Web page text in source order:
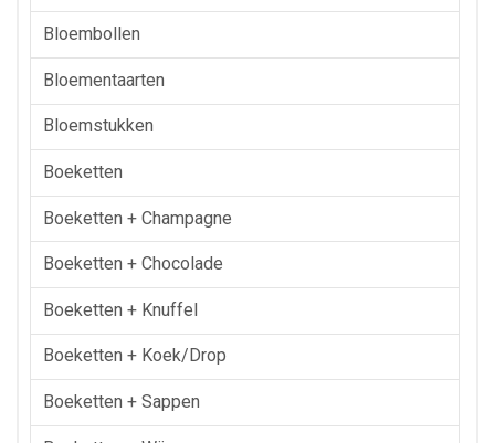
Bloembollen
Bloementaarten
Bloemstukken
Boeketten
Boeketten + Champagne
Boeketten + Chocolade
Boeketten + Knuffel
Boeketten + Koek/drop
Boeketten + Sappen